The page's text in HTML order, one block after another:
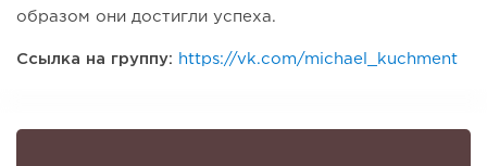
образом они достигли успеха.
Ссылка на группу: https://vk.com/michael_kuchment